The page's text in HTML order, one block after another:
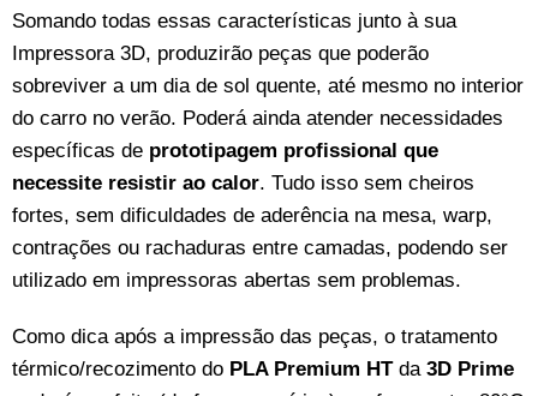
Somando todas essas características junto à sua
Impressora 3D, produzirão peças que poderão
sobreviver a um dia de sol quente, até mesmo no interior
do carro no verão. Poderá ainda atender necessidades
específicas de prototipagem profissional que
necessite resistir ao calor. Tudo isso sem cheiros
fortes, sem dificuldades de aderência na mesa, warp,
contrações ou rachaduras entre camadas, podendo ser
utilizado em impressoras abertas sem problemas.
Como dica após a impressão das peças, o tratamento
térmico/recozimento do PLA Premium HTda 3D Prime